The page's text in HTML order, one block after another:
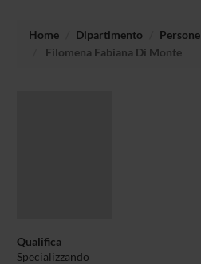
Home Dipartimento
Persone
Filomena Fabiana Di Monte
Qualifica
Specializzando